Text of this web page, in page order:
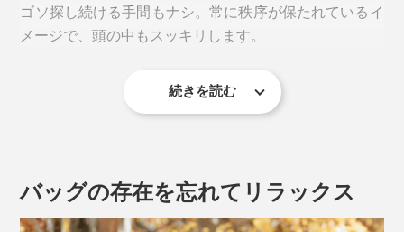
ゴソ探し続ける手間もナシ。常に秩序が保たれているイ
メージで、頭の中もスッキリします。
続きを読む
バッグの存在を忘れてリラックス